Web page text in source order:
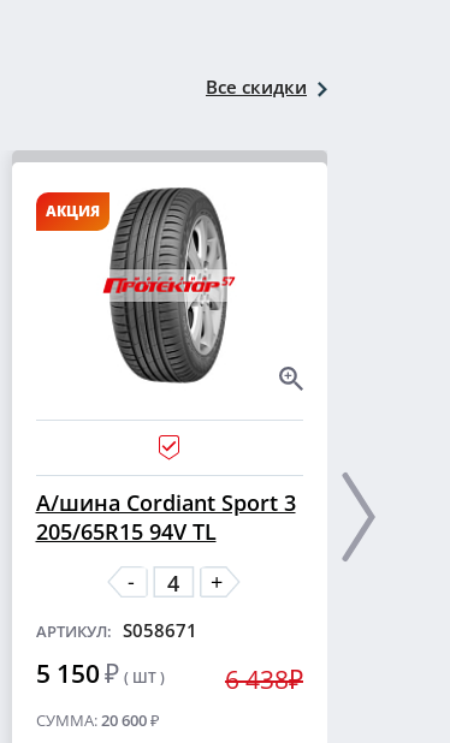
Все скидки
АКЦИЯ
А/шина Cordiant Sport 3
205/65R15 94V TL
-
+
АРТИКУЛ: S058671
5 150₽ ( ШТ ) 6 438₽
СУММА: 20 600₽